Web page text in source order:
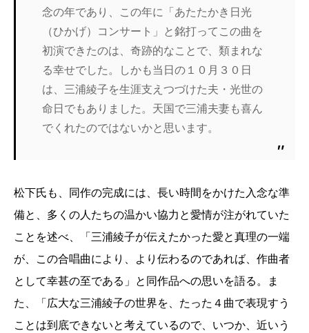
念の年であり、この年に「あたたかき日光
（ひかげ）コンサート」と銘打ってこの曲を
初演できたのは、奇跡的なことで、類まれな
る幸せでした。しかも当日の１０月３０日
は、三浦綾子を生涯支えつづけた夫・光世の
命日でもありました。天国で三浦夫妻も喜ん
でくれたのではないかと思います。
松下氏も、同作の完成には、長い時間をかけた入念な準
備と、多くの人たちの温かい協力と愛情が注がれていた
ことを述べ、「三浦綾子が伝えたかった愛と真理の一端
が、この合唱曲により、より伝わるのであれば、作曲者
として幸甚の至である」と同作品への思いを語る。ま
た、「広大な三浦綾子の世界を、たった４曲で表現すう
ことは到底できないと考えているので、いつか、近いう